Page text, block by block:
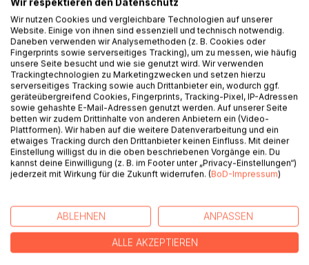
Auf die Merkliste
Titel bewerten
BESCHREIBUNG
Vollständig überarbeitete Version. Die Geschichte setzt
Zwei Kriminalbeamte, Alexandros und Angelos, quittieren
den Dienst und eröffnen gemeinsam auf Mykonos eine Bar.
Nebenher betreiben sie eine kleine Privat-Detektei. Da die
Wir nutzen Cookies und vergleichbare Technologien auf unserer
Website. Einige von ihnen sind essenziell und technisch notwendig.
Daneben verwenden wir Analysemethoden (z. B. Cookies oder
Fingerprints sowie serverseitiges Tracking), um zu messen, wie häufig
unsere Seite besucht und wie sie genutzt wird. Wir verwenden
Trackingtechnologien zu Marketingzwecken und setzen hierzu
serverseitiges Tracking sowie auch Drittanbieter ein, wodurch ggf.
geräteübergreifend Cookies, Fingerprints, Tracking-Pixel, IP-Adressen
sowie gehashte E-Mail-Adressen genutzt werden. Auf unserer Seite
betten wir zudem Drittinhalte von anderen Anbietern ein (Video-
Plattformen). Wir haben auf die weitere Datenverarbeitung und ein
etwaiges Tracking durch den Drittanbieter keinen Einfluss. Mit deiner
Einstellung willigst du in die oben beschriebenen Vorgänge ein. Du
kannst deine Einwilligung (z. B. im Footer unter „Privacy-Einstellungen“)
jederzeit mit Wirkung für die Zukunft widerrufen. (BoD-Impressum)
ABLEHNEN ANPASSEN
ALLE AKZEPTIEREN